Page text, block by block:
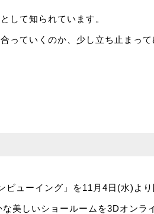
して知られています。
っていくのか、少し⽴ち⽌まっ
ューイング」を11月4日(水)より
美しいショールームを3Dオンラ